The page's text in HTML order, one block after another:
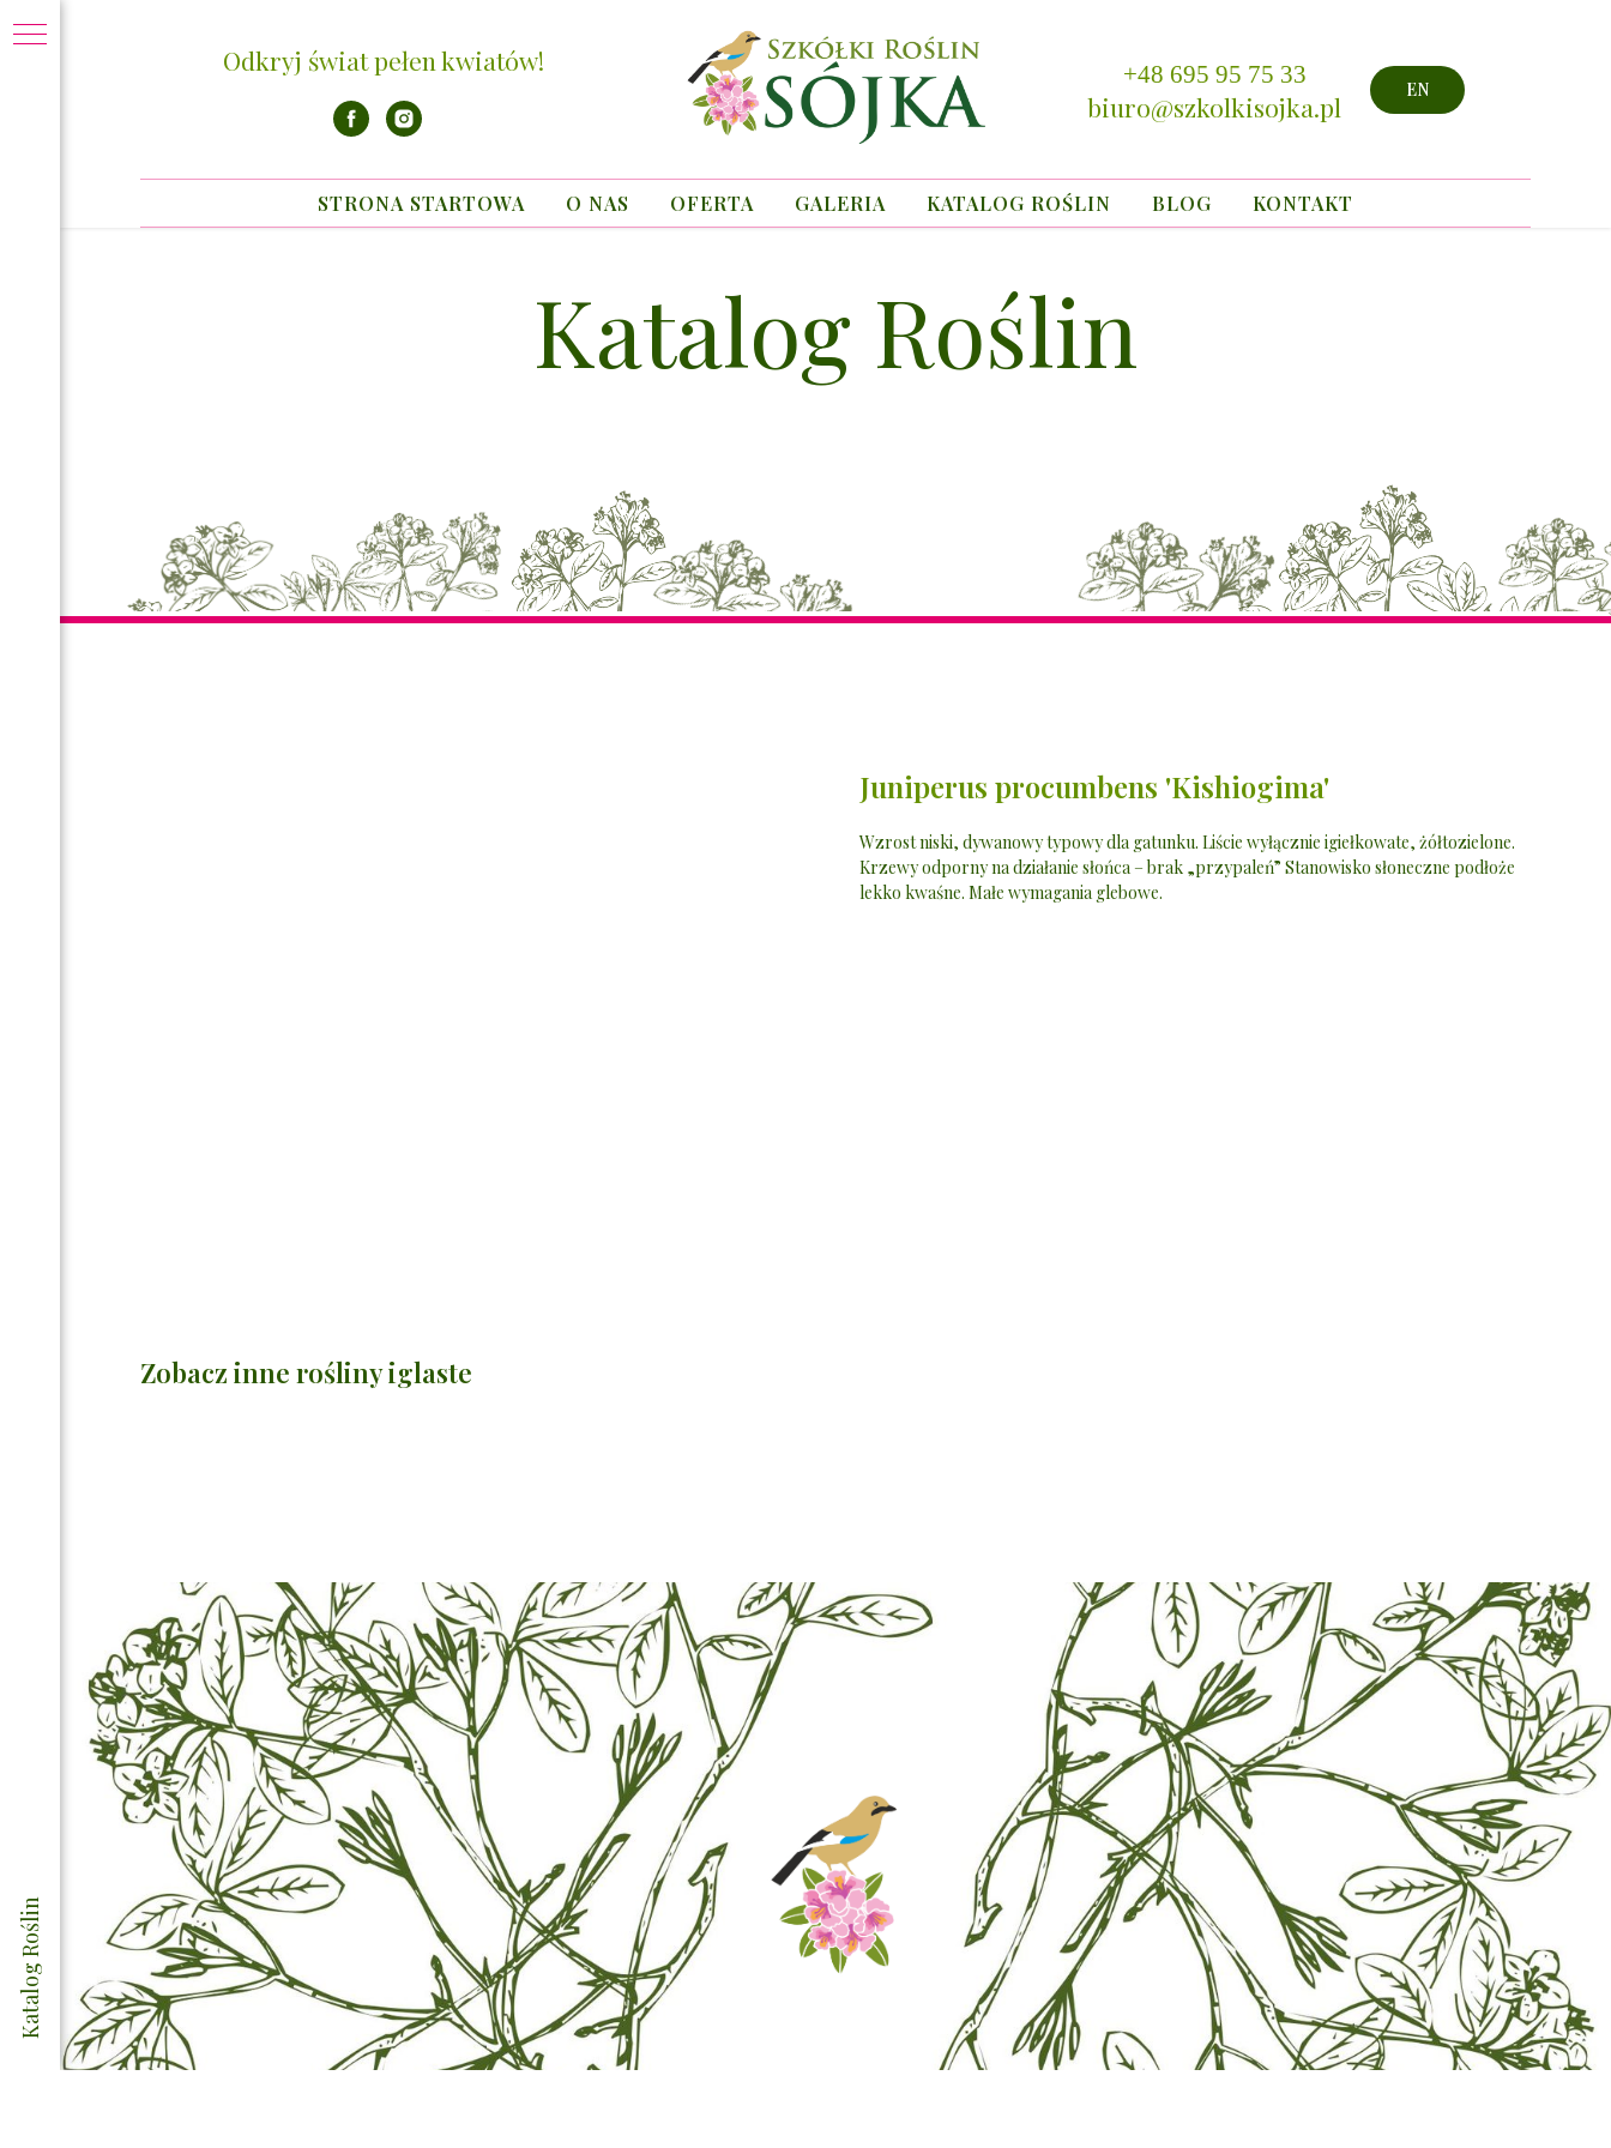
Odkryj świat pełen kwiatów! +48 695 95 75 33
biuro@szkolkisojka.pl
EN
STRONA STARTOWA O NAS OFERTA GALERIA KATALOG ROŚLIN BLOG KONTAKT
Katalog Roślin
Katalog Roślin
Juniperus procumbens 'Kishiogima'
Wzrost niski, dywanowy typowy dla gatunku. Liście wyłącznie igiełkowate, żółtozielone.
Krzewy odporny na działanie słońca – brak „przypaleń” Stanowisko słoneczne podłoże
lekko kwaśne. Małe wymagania glebowe.
Zobacz inne rośliny iglaste